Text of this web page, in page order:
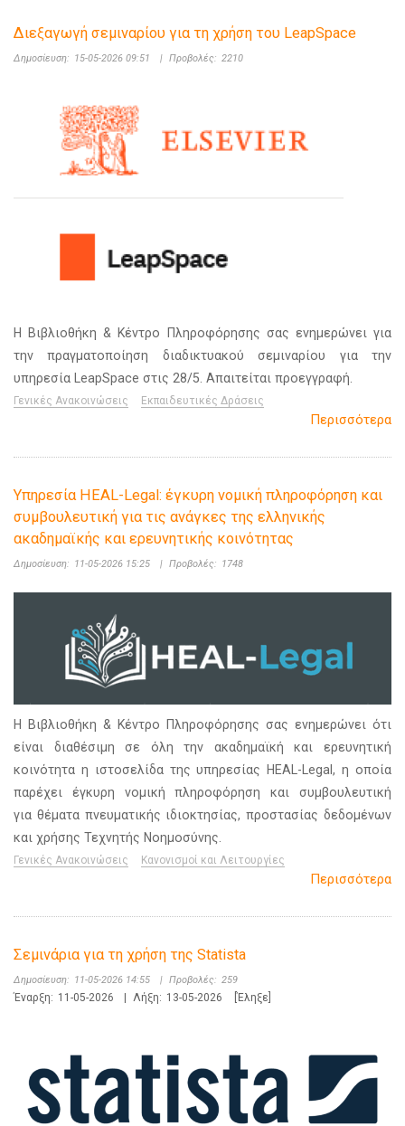
Διεξαγωγή σεμιναρίου για τη χρήση του LeapSpace
Δημοσίευση: 15-05-2026 09:51 | Προβολές: 2210
Η Βιβλιοθήκη & Κέντρο Πληροφόρησης σας ενημερώνει για
την πραγματοποίηση διαδικτυακού σεμιναρίου για την
υπηρεσία LeapSpace στις 28/5. Απαιτείται προεγγραφή.
Γενικές Ανακοινώσεις Εκπαιδευτικές Δράσεις
Περισσότερα
Υπηρεσία HEAL-Legal: έγκυρη νομική πληροφόρηση και
συμβουλευτική για τις ανάγκες της ελληνικής
ακαδημαϊκής και ερευνητικής κοινότητας
Δημοσίευση: 11-05-2026 15:25 | Προβολές: 1748
Η Βιβλιοθήκη & Κέντρο Πληροφόρησης σας ενημερώνει ότι
είναι διαθέσιμη σε όλη την ακαδημαϊκή και ερευνητική
κοινότητα η ιστοσελίδα της υπηρεσίας HEAL-Legal, η οποία
παρέχει έγκυρη νομική πληροφόρηση και συμβουλευτική
για θέματα πνευματικής ιδιοκτησίας, προστασίας δεδομένων
και χρήσης Τεχνητής Νοημοσύνης.
Γενικές Ανακοινώσεις Κανονισμοί και Λειτουργίες
Περισσότερα
Σεμινάρια για τη χρήση της Statista
Δημοσίευση: 11-05-2026 14:55 | Προβολές: 259
Έναρξη: 11-05-2026 | Λήξη: 13-05-2026 [Έληξε]